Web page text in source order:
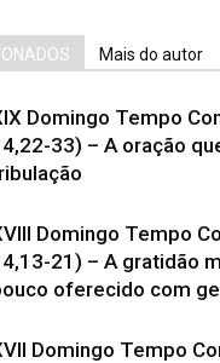
Mais do autor
Domingo Tempo
33) – A oração
Domingo Tempo
21) – A gratidão
oferecido com
Domingo Tempo